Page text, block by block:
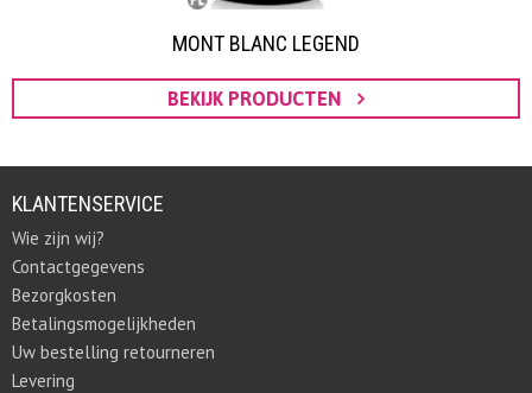
MONT BLANC LEGEND
BEKIJK PRODUCTEN
KLANTENSERVICE
Wie zijn wij?
Contactgegevens
Bezorgkosten
Betalingsmogelijkheden
Uw bestelling retourneren
Levering